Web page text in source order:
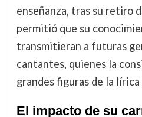
enseñanza, tras su retiro
permitió que su
transmitieran a futuras
cantantes, quienes la
grandes figuras de la
El impacto de su